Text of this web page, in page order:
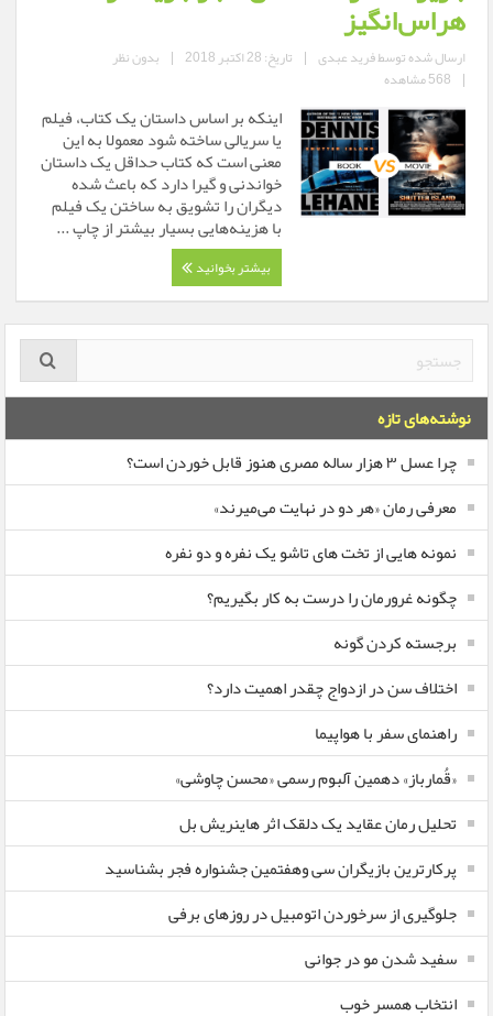
هراس‌انگیز
ارسال شده توسطفرید عبدی | تاریخ: 28 اکتبر 2018 | بدون نظر
| 568 مشاهده
اینکه بر اساس داستان یک کتاب، فیلم
یا سریالی ساخته شود معمولا به این
معنی است که کتاب حداقل یک داستان
خواندنی و گیرا دارد که باعث شده
دیگران را تشویق به ساختن یک فیلم
با هزینه‌هایی بسیار بیشتر از چاپ ...
بیشتر بخوانید
نوشته‌های تازه
چرا عسل ۳ هزار ساله‌ مصری هنوز قابل خوردن است؟
معرفی رمان «هر دو در نهایت می‌میرند»
نمونه هایی از تخت های تاشو یک نفره و دو نفره
چگونه غرورمان را درست به کار بگیریم؟
برجسته کردن گونه
اختلاف سن در ازدواج چقدر اهمیت دارد؟
راهنمای سفر با هواپیما
«قُمارباز» دهمین آلبوم رسمی «محسن چاوشی»
تحلیل رمان عقاید یک دلقک اثر هاینریش بل
پرکارترین بازیگران سی وهفتمین جشنواره فجر بشناسید
جلوگیری از سرخوردن اتومبیل در روزهای برفی
سفید شدن مو در جوانی
انتخاب همسر خوب